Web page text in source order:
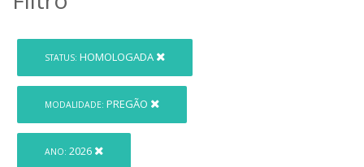
STATUS: HOMOLOGADA
MODALIDADE: PREGÃO
ANO: 2026